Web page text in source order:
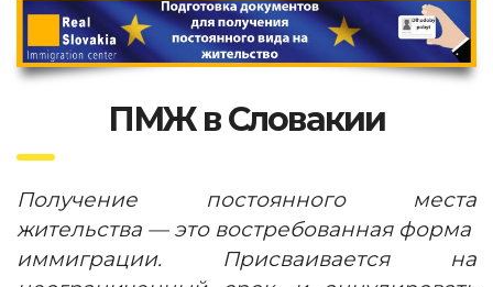
ПМЖ в Словакии
Получение постоянного места
жительства — это востребованная форма
иммиграции. Присваивается на